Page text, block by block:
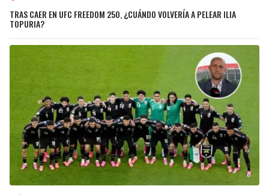
TRAS CAER EN UFC FREEDOM 250, ¿CUÁNDO VOLVERÍA A PELEAR ILIA
TOPURIA?